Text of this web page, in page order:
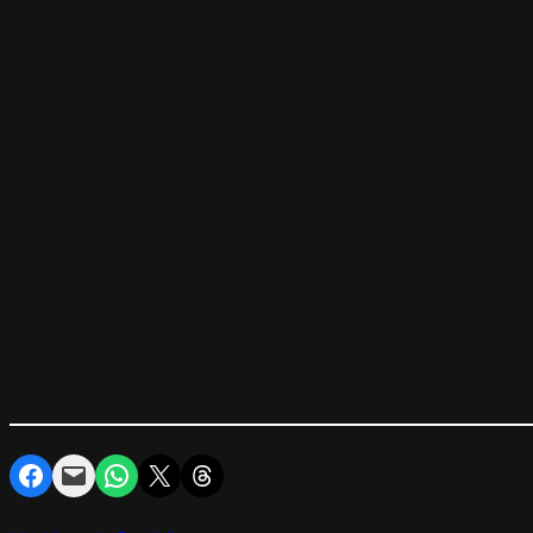
Partager sur Facebook
Envoyer cette page par e-mailPartager sur WhatsApp
Partager sur X Partager sur Threads